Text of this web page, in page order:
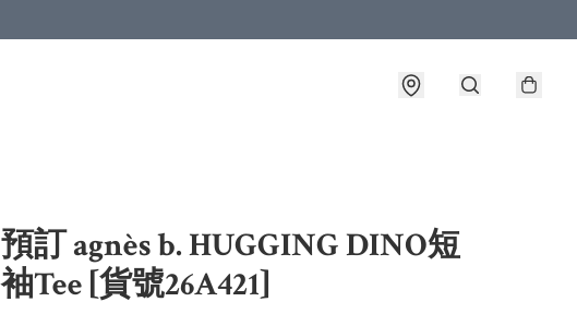
預訂 agnès b. HUGGING DINO短
袖Tee [貨號26A421]